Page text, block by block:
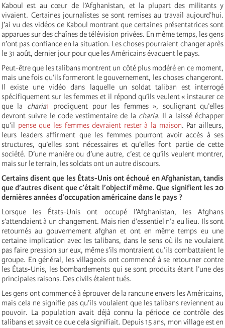
Kaboul est au cœur de l’Afghanistan, et la plupart des militants y
vivaient. Certaines journalistes se sont remises au travail aujourd’hui.
J’ai vu des vidéos de Kaboul montrant que certaines présentatrices sont
apparues sur des chaînes de télévision privées. En même temps, les gens
n’ont pas confiance en la situation. Les choses pourraient changer après
le 31 août, dernier jour pour que les Américains évacuent le pays.
Peut-être que les talibans montrent un côté plus modéré en ce moment,
mais une fois qu’ils formeront le gouvernement, les choses changeront.
Il existe une vidéo dans laquelle un soldat taliban est interrogé
spécifiquement sur les femmes et il répond qu’ils veulent « instaurer ce
que la charia1
prodiguent pour les femmes », soulignant qu’elles
devront suivre le code vestimentaire de la charia. Il a laissé échapper
qu’il pense que les femmes devraient rester à la maison. Par ailleurs,
leurs leaders affirment que les femmes pourront avoir accès à ses
structures, qu’elles sont nécessaires et qu’elles font partie de cette
société. D’une manière ou d’une autre, c’est ce qu’ils veulent montrer,
mais sur le terrain, les soldats ont un autre discours.
Certains disent que les États-Unis ont échoué en Afghanistan, tandis
que d’autres disent que c’était l’objectif même. Que signifient les 20
dernières années d’occupation américaine dans le pays ?
Lorsque les États-Unis ont occupé l’Afghanistan, les Afghans
s’attendaient à un changement. Mais rien d’essentiel n’a eu lieu. Ils sont
retournés au gouvernement afghan et ont en même temps eu une
certaine implication avec les talibans, dans le sens où ils ne voulaient
pas faire pression sur eux, même s’ils montraient qu’ils combattaient le
groupe. En général, les villageois ont commencé à se retourner contre
les États-Unis, les bombardements qui se sont produits étant l’une des
principales raisons. Des civils étaient tués.
Les gens ont commencé à éprouver de la rancune envers les Américains,
mais cela ne signifie pas qu’ils voulaient que les talibans reviennent au
pouvoir. La population avait déjà connu la période de contrôle des
talibans et savait ce que cela signifiait. Depuis 15 ans, mon village est en